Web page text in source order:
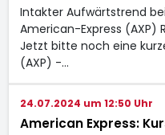
Intakter Aufwärtstrend
American-Express (AXP)
Jetzt bitte noch eine
(AXP) -…
24.07.2024 um 12:50 Uhr
American Express: